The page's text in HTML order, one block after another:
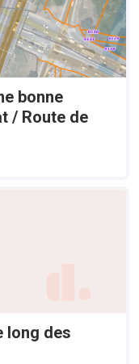
bonne
/ Route de
long des